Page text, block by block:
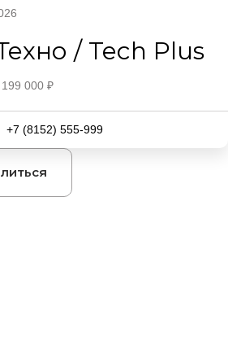
/ Tech Plus
000 ₽
+7 (8152) 555-999